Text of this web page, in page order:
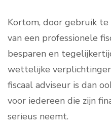
Kortom, door gebruik
van een professionele
besparen en
wettelijke
fiscaal adviseur is dan
voor iedereen die zijn
serieus neemt.